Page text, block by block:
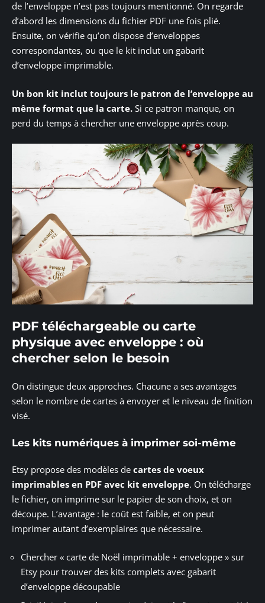
de l’enveloppe n’est pas toujours mentionné. On regarde
d’abord les dimensions du fichier PDF une fois plié.
Ensuite, on vérifie qu’on dispose d’enveloppes
correspondantes, ou que le kit inclut un gabarit
d’enveloppe imprimable.
Un bon kit inclut toujours le patron de l’enveloppe au
même format que la carte. Si ce patron manque, on
perd du temps à chercher une enveloppe après coup.
PDF téléchargeable ou carte
physique avec enveloppe : où
chercher selon le besoin
On distingue deux approches. Chacune a ses avantages
selon le nombre de cartes à envoyer et le niveau de finition
visé.
Les kits numériques à imprimer soi-même
Etsy propose des modèles de cartes de voeux
imprimables en PDF avec kit enveloppe. On télécharge
le fichier, on imprime sur le papier de son choix, et on
découpe. L’avantage : le coût est faible, et on peut
imprimer autant d’exemplaires que nécessaire.
Chercher « carte de Noël imprimable + enveloppe » sur
Etsy pour trouver des kits complets avec gabarit
d’enveloppe découpable